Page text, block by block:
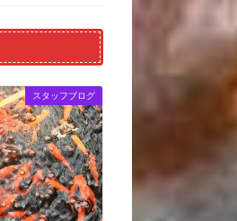
スタッフブログ